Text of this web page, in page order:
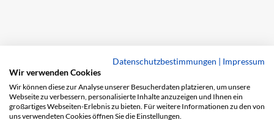
Datenschutzbestimmungen | Impressum
Wir verwenden Cookies
Wir können diese zur Analyse unserer Besucherdaten platzieren, um unsere
Webseite zu verbessern, personalisierte Inhalte anzuzeigen und Ihnen ein
großartiges Webseiten-Erlebnis zu bieten. Für weitere Informationen zu den von
uns verwendeten Cookies öffnen Sie die Einstellungen.